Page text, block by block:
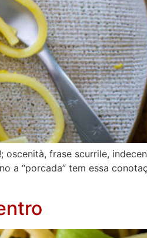
frase scurrile,
a “porcada” tem essa